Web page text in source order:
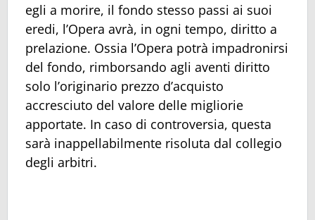
egli a morire, il fondo stesso passi ai suoi
eredi, l’Opera avrà, in ogni tempo, diritto a
prelazione. Ossia l’Opera potrà impadronirsi
del fondo, rimborsando agli aventi diritto
solo l’originario prezzo d’acquisto
accresciuto del valore delle migliorie
apportate. In caso di controversia, questa
sarà inappellabilmente risoluta dal collegio
degli arbitri.